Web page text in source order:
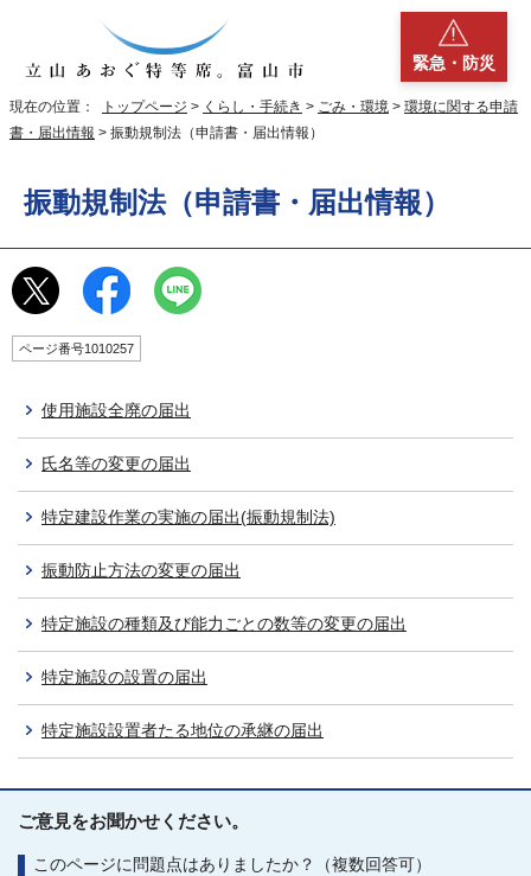
緊急・防災
現在の位置： トップページ > くらし・手続き > ごみ・環境 > 環境に関する申請
書・届出情報 > 振動規制法（申請書・届出情報）
振動規制法（申請書・届出情報）
ページ番号1010257
使用施設全廃の届出
氏名等の変更の届出
特定建設作業の実施の届出(振動規制法)
振動防止方法の変更の届出
特定施設の種類及び能力ごとの数等の変更の届出
特定施設の設置の届出
特定施設設置者たる地位の承継の届出
ご意見をお聞かせください。
このページに問題点はありましたか？（複数回答可）